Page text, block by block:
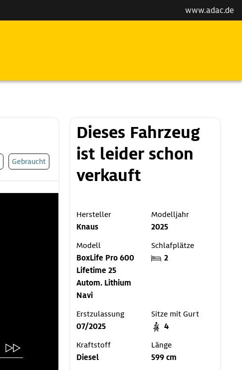
www.adac.de
Gebraucht
Dieses Fahrzeug
ist leider schon
verkauft
Hersteller
Knaus
Modelljahr
2025
Modell
BoxLife Pro 600
Lifetime 25
Autom. Lithium
Navi
Schlafplätze
2
Erstzulassung
07/2025
Sitze mit Gurt
4
Kraftstoff
Diesel
Länge
599 cm